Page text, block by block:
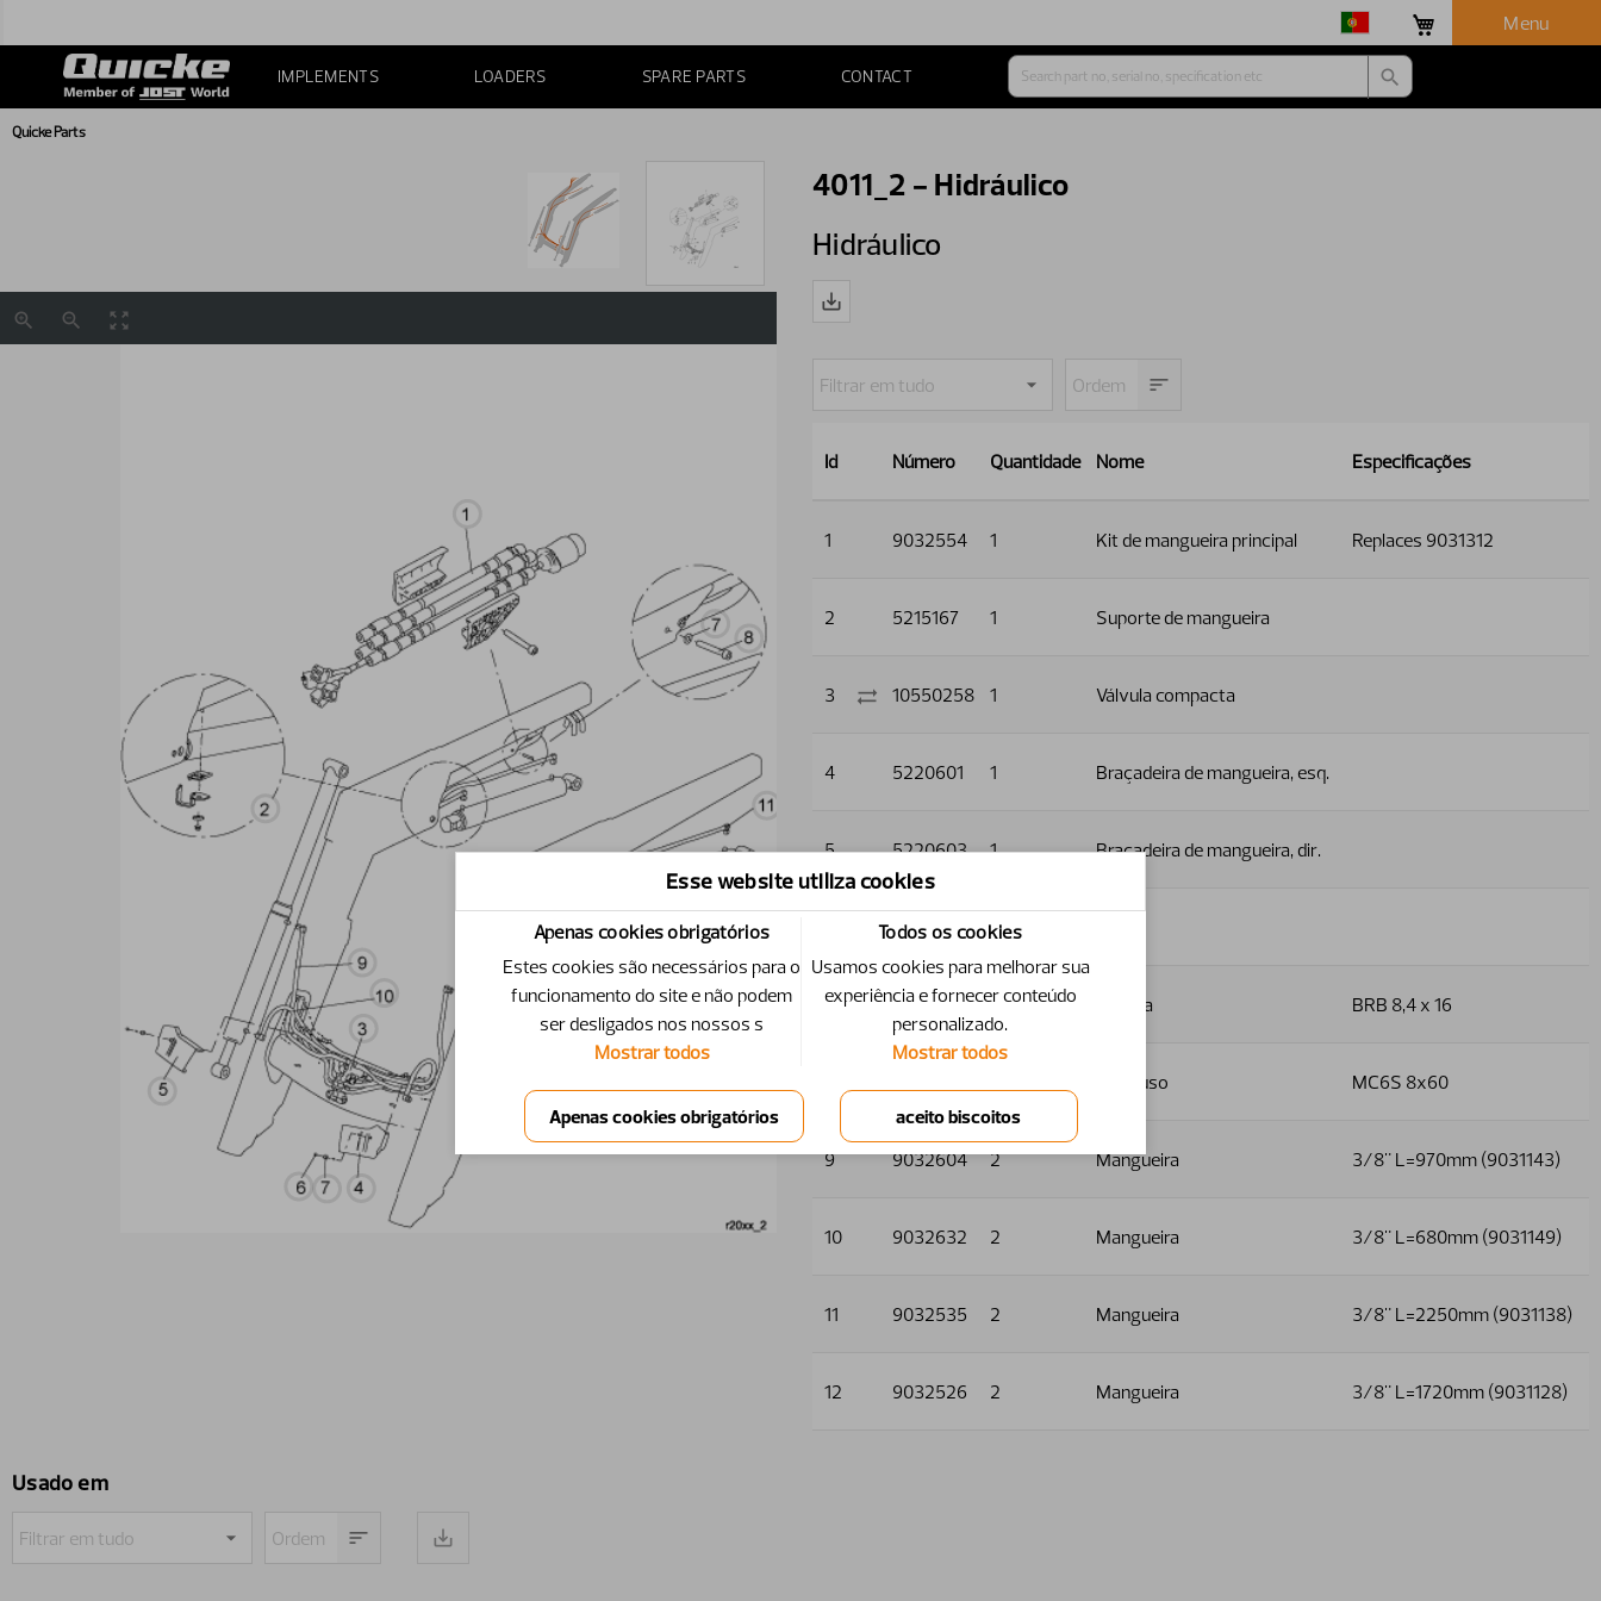
Menu
IMPLEMENTS LOADERS SPARE PARTS CONTACT
Quicke Parts
Usado em
4011_2 - Hidráulico
Hidráulico
Id Número Quantidade Nome Especificações
1 9032554 1 Kit de mangueira principal Replaces 9031312
2 5215167 1 Suporte de mangueira
3 10550258 1 Válvula compacta
4 5220601 1 Braçadeira de mangueira, esq.
5 5220603 1 Braçadeira de mangueira, dir.
5011910 2
7 5013101 3 Arruela BRB 8,4 x 16
Parafuso MC6S 8x60
9 9032604 2 Mangueira 3/8" L=970mm (9031143)
10 9032632 2 Mangueira 3/8" L=680mm (9031149)
11 9032535 2 Mangueira 3/8" L=2250mm (9031138)
12 9032526 2 Mangueira 3/8" L=1720mm (9031128)
Esse website utiliza cookies
Apenas cookies obrigatórios
Estes cookies são necessários para o
funcionamento do site e não podem
ser desligados nos nossos s
Mostrar todos
Todos os cookies
Usamos cookies para melhorar sua
experiência e fornecer conteúdo
personalizado.
Mostrar todos